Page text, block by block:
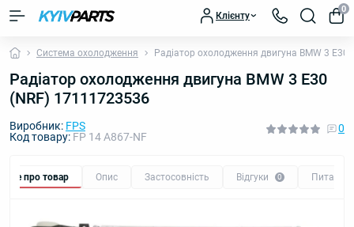
Клієнту
0
Система охолодження Радіатор охолодження двигуна BMW 3 E30
Радіатор охолодження двигуна BMW 3 E30
(NRF) 17111723536
Виробник: FPS
Код товару: FP 14 A867-NF
0
Все про товар Опис Застосовність Відгуки 0 Питання